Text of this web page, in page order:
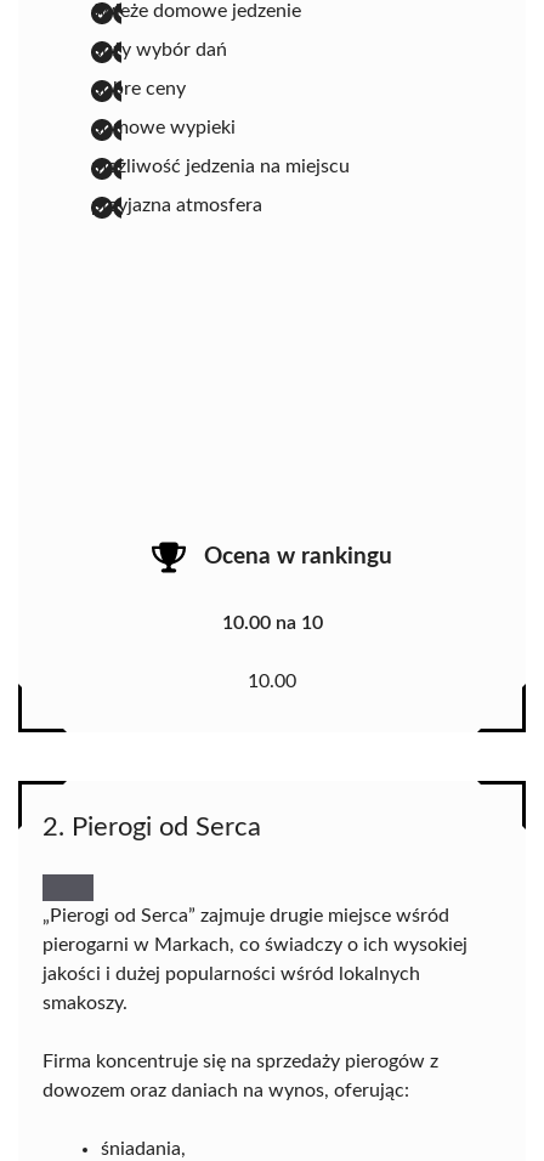
świeże domowe jedzenie
duży wybór dań
dobre ceny
domowe wypieki
możliwość jedzenia na miejscu
przyjazna atmosfera
Ocena w rankingu
10.00 na 10
10.00
2. Pierogi od Serca
„Pierogi od Serca” zajmuje drugie miejsce wśród
pierogarni w Markach, co świadczy o ich wysokiej
jakości i dużej popularności wśród lokalnych
smakoszy.
Firma koncentruje się na sprzedaży pierogów z
dowozem oraz daniach na wynos, oferując:
śniadania,